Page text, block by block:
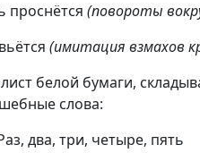
проснётся (повороты
(имитация взмахов
белой бумаги,
слова:
два, три, четыре, пять